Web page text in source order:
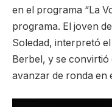
en el programa “La
programa. El joven
Soledad, interpretó
Berbel, y se
avanzar de ronda en